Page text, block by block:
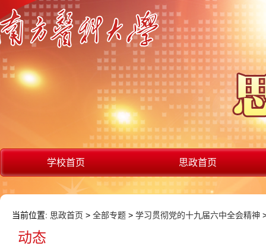
学校首页 思政首页
当前位置: 思政首页 > 全部专题 > 学习贯彻党的十九届六中全会精神
动态